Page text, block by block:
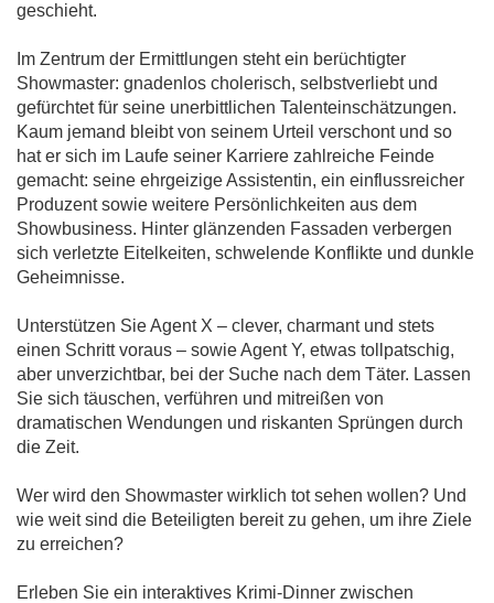
geschieht.
Im Zentrum der Ermittlungen steht ein berüchtigter
Showmaster: gnadenlos cholerisch, selbstverliebt und
gefürchtet für seine unerbittlichen Talenteinschätzungen.
Kaum jemand bleibt von seinem Urteil verschont und so
hat er sich im Laufe seiner Karriere zahlreiche Feinde
gemacht: seine ehrgeizige Assistentin, ein einflussreicher
Produzent sowie weitere Persönlichkeiten aus dem
Showbusiness. Hinter glänzenden Fassaden verbergen
sich verletzte Eitelkeiten, schwelende Konflikte und dunkle
Geheimnisse.
Unterstützen Sie Agent X – clever, charmant und stets
einen Schritt voraus – sowie Agent Y, etwas tollpatschig,
aber unverzichtbar, bei der Suche nach dem Täter. Lassen
Sie sich täuschen, verführen und mitreißen von
dramatischen Wendungen und riskanten Sprüngen durch
die Zeit.
Wer wird den Showmaster wirklich tot sehen wollen? Und
wie weit sind die Beteiligten bereit zu gehen, um ihre Ziele
zu erreichen?
Erleben Sie ein interaktives Krimi-Dinner zwischen